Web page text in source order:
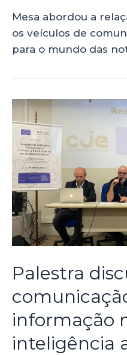
Mesa abordou a
os veículos de
para o mundo das
Palestra
informação
inteligência